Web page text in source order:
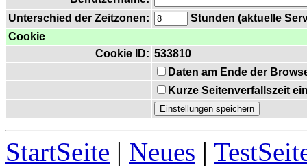
Unterschied der Zeitzonen:
Stunden (aktuelle
Cookie
Cookie ID: 533810
Daten am Ende der
Kurze Seitenverfallszeit
StartSeite | Neues |